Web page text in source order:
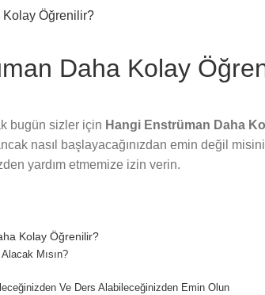
Daha Kolay
bugün sizler için Hangi Enstrüman Daha
nasıl başlayacağınızdan emin değil
yardım etmemize izin verin.
Kolay Öğrenilir?
Mısın?
Ve Ders Alabileceğinizden Emin Olun